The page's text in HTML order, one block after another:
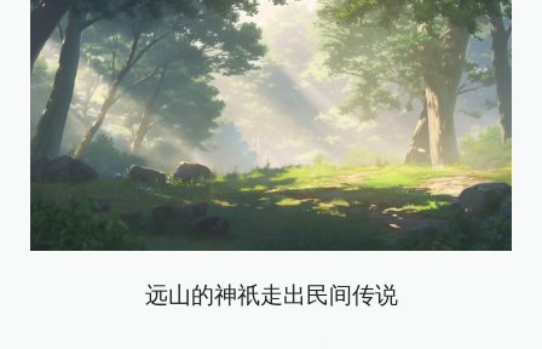
远山的神祇走出民间传说